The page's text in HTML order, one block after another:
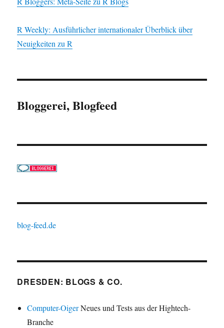
R Weekly: Ausführlicher internationaler Überblick über
Neuigkeiten zu R
Bloggerei, Blogfeed
blog-feed.de
DRESDEN: BLOGS & CO.
Computer-OigerNeues und Tests aus der Hightech-
Branche